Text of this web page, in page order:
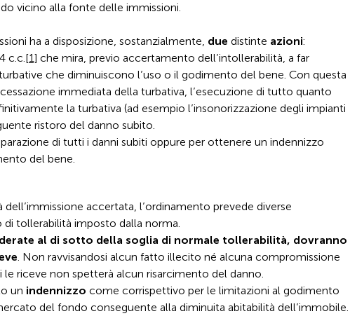
vicino alla fonte delle immissioni.
ha a disposizione, sostanzialmente, due distinte azioni:
c.c.[1] che mira, previo accertamento dell’intollerabilità, a far
che diminuiscono l’uso o il godimento del bene. Con questa
immediata della turbativa, l’esecuzione di tutto quanto
la turbativa (ad esempio l’insonorizzazione degli impianti
ristoro del danno subito.
di tutti i danni subiti oppure per ottenere un indennizzo
del bene.
dell’immissione accertata, l’ordinamento prevede diverse
di tollerabilità imposto dalla norma.
al di sotto della soglia di normale tollerabilità, dovranno
. Non ravvisandosi alcun fatto illecito né alcuna compromissione
le riceve non spetterà alcun risarcimento del danno.
un indennizzo come corrispettivo per le limitazioni al godimento
del fondo conseguente alla diminuita abitabilità dell’immobile.